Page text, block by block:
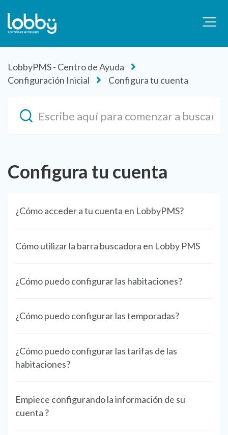
LobbyPMS - Centro de Ayuda
Configuración Inicial
Configura tu cuenta
Configura tu cuenta
¿Cómo acceder a tu cuenta en LobbyPMS?
Cómo utilizar la barra buscadora en Lobby PMS
¿Cómo puedo configurar las habitaciones?
¿Cómo puedo configurar las temporadas?
¿Cómo puedo configurar las tarifas de las
habitaciones?
Empiece configurando la información de su
cuenta ?